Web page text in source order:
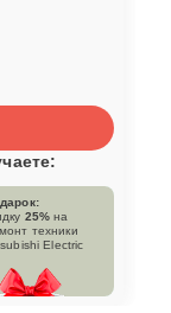
25% на
техники
Electric